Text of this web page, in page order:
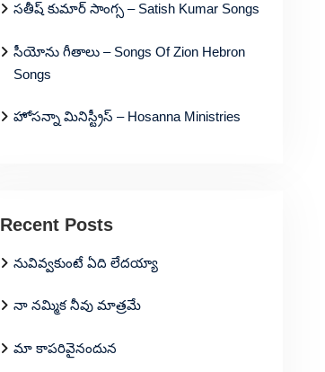
సతీష్ కుమార్ సాంగ్స – Satish Kumar Songs
సీయోను గీతాలు – Songs Of Zion Hebron
Songs
హోసన్నా మినిస్ట్రీస్ – Hosanna Ministries
Recent Posts
నువివ్వకుంటే ఏది లేదయ్యా
నా నమ్మిక నీవు మాత్రమే
మా కాపరివైనందున